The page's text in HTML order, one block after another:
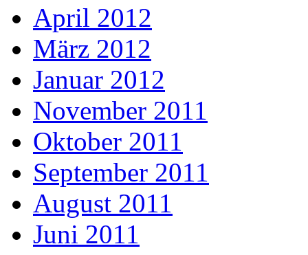
April 2012
März 2012
Januar 2012
November 2011
Oktober 2011
September 2011
August 2011
Juni 2011